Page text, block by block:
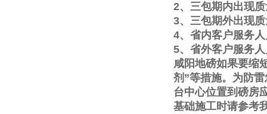
2、三包期内出现
3、三包期外出现
4、省内客户服务
5、省外客户服务
咸阳地磅如果要缩
剂 ”等措施。为防
台中心位置到磅房
基础施工时请参考